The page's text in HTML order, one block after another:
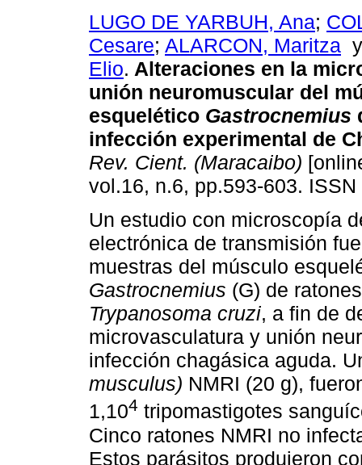
LUGO DE YARBUH, Ana;
Cesare; ALARCON, Maritza
Elio. Alteraciones en la
unión neuromuscular del
esquelético Gastrocnemius
infección experimental de
Rev. Cient. (Maracaibo)
vol.16, n.6, pp.593-603.
Un estudio con microscopía
electrónica de transmisión
muestras del músculo
Gastrocnemius (G) de
Trypanosoma cruzi, a fin de
microvasculatura y unión
infección chagásica aguda.
musculus) NMRI (20 g),
1,104 tripomastigotes
Cinco ratones NMRI no
Estos parásitos produjeron